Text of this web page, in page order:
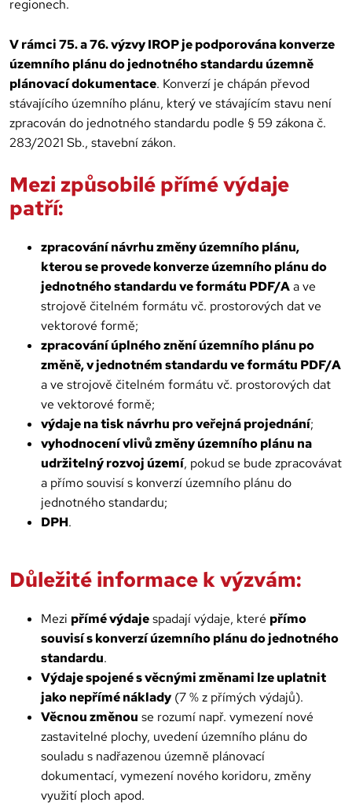
regionech.
V rámci 75. a 76. výzvy IROP je podporována konverze
územního plánu do jednotného standardu územně
plánovací dokumentace. Konverzí je chápán převod
stávajícího územního plánu, který ve stávajícím stavu není
zpracován do jednotného standardu podle § 59 zákona č.
283/2021 Sb., stavební zákon.
Mezi způsobilé přímé výdaje
patří:
zpracování návrhu změny územního plánu,
kterou se provede konverze územního plánu do
jednotného standardu ve formátu PDF/Aa ve
strojově čitelném formátu vč. prostorových dat ve
vektorové formě;
zpracování úplného znění územního plánu po
změně, v jednotném standardu ve formátu PDF/A
a ve strojově čitelném formátu vč. prostorových dat
ve vektorové formě;
výdaje na tisk návrhu pro veřejná projednání;
vyhodnocení vlivů změny územního plánu na
udržitelný rozvoj území, pokud se bude zpracovávat
a přímo souvisí s konverzí územního plánu do
jednotného standardu;
DPH.
Důležité informace k výzvám:
Mezi přímé výdajespadají výdaje, které přímo
souvisí s konverzí územního plánu do jednotného
standardu.
Výdaje spojené s věcnými změnami lze uplatnit
jako nepřímé náklady (7 % z přímých výdajů).
Věcnou změnou se rozumí např. vymezení nové
zastavitelné plochy, uvedení územního plánu do
souladu s nadřazenou územně plánovací
dokumentací, vymezení nového koridoru, změny
využití ploch apod.